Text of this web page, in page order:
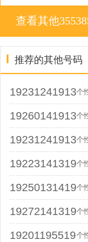
查看其他
推荐的其他号码
19231241913个
19260141913个
19231241913个
19223141319个
19250131419个
19272141319个
19201195519个